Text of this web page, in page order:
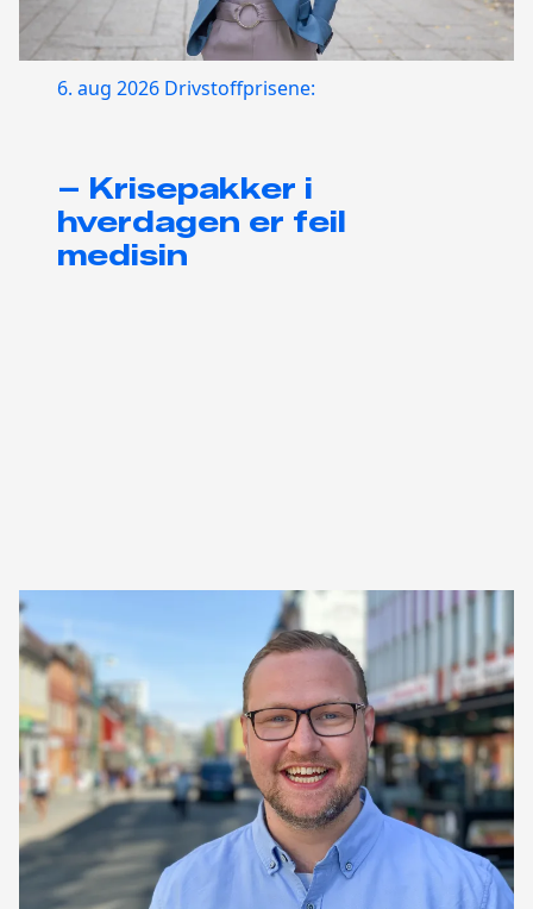
6. aug 2026 Drivstoffprisene:
– Krisepakker i
hverdagen er feil
medisin